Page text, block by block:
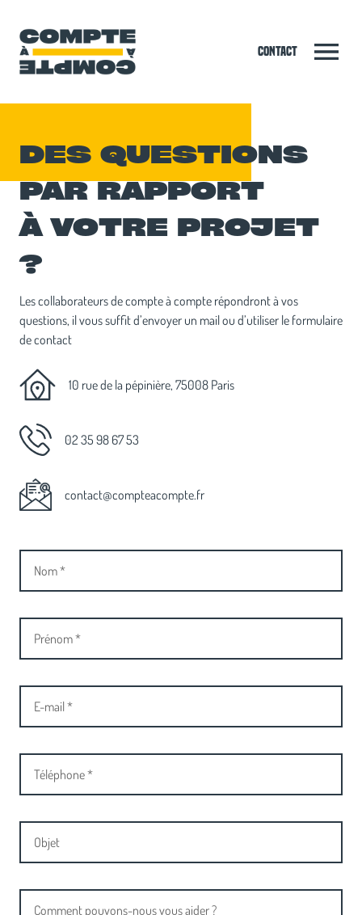
Contact
DES QUESTIONS
PAR RAPPORT
À VOTRE PROJET
?
Les collaborateurs de compte à compte répondront à vos
questions, il vous suffit d’envoyer un mail ou d’utiliser le formulaire
de contact
10 rue de la pépinière, 75008 Paris
02 35 98 67 53
contact@compteacompte.fr